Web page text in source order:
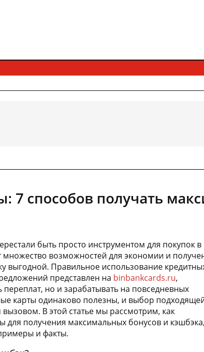
7 способов получать
быть просто инструментом для покупок в
множество возможностей для экономии и
выгодной. Правильное использование
представлен на binbankcards.ru,
переплат, но и зарабатывать на повседневных
карты одинаково полезны, и выбор
В этой статье мы рассмотрим, как
для получения максимальных бонусов и
и факты.